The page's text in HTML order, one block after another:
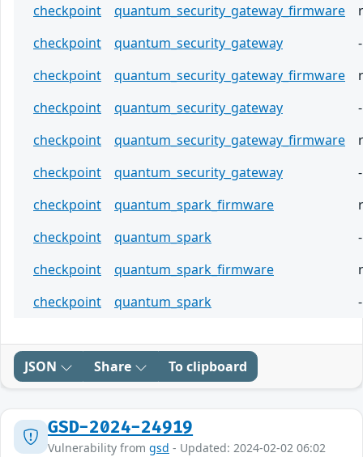
checkpoint quantum_security_gateway_firmware
checkpoint
quantum_security_gateway
-
checkpoint
quantum_security_gateway_firmware
checkpoint
quantum_security_gateway
-
checkpoint
quantum_security_gateway_firmware
checkpoint
quantum_security_gateway
-
checkpoint
quantum_spark_firmware
checkpoint
quantum_spark
-
checkpoint
quantum_spark_firmware
checkpoint
quantum_spark -
JSON Share To clipboard
GSD-2024-24919
Vulnerability from gsd - Updated: 2024-02-02 06:02